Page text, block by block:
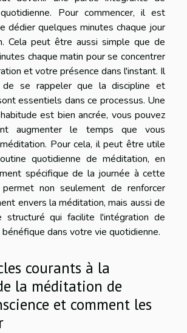
Pour commencer, il est
dédier quelques minutes chaque jour
Cela peut être aussi simple que de
chaque matin pour se concentrer
et votre présence dans l'instant. Il
se rappeler que la discipline et
essentiels dans ce processus. Une
est bien ancrée, vous pouvez
augmenter le temps que vous
Pour cela, il peut être utile
quotidienne de méditation, en
spécifique de la journée à cette
permet non seulement de renforcer
envers la méditation, mais aussi de
structuré qui facilite l'intégration de
dans votre vie quotidienne.
courants à la
la méditation de
et comment les